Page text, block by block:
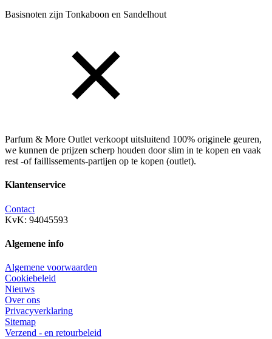
Basisnoten zijn Tonkaboon en Sandelhout
Parfum & More Outlet verkoopt uitsluitend 100% originele geuren,
we kunnen de prijzen scherp houden door slim in te kopen en vaak
rest -of faillissements-partijen op te kopen (outlet).
Klantenservice
Contact
KvK: 94045593
Algemene info
Algemene voorwaarden
Cookiebeleid
Nieuws
Over ons
Privacyverklaring
Sitemap
Verzend - en retourbeleid